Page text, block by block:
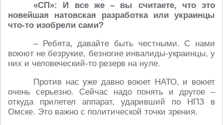
«СП»: И все же – вы считаете, что это
новейшая натовская разработка или украинцы
что-то изобрели сами?
– Ребята, давайте быть честными. С нами
воюют не безрукие, безногие инвалиды-украинцы, у
них и человеческий-то резерв на нуле.
Против нас уже давно воюет НАТО, и воюет
очень серьезно. Сейчас надо понять и другое –
откуда прилетел аппарат, ударивший по НПЗ в
Омске. Это важно с политической точки зрения.